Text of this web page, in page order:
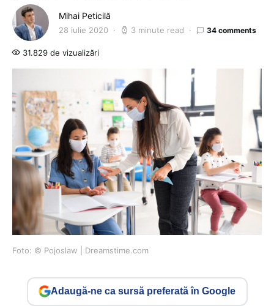
Mihai Peticilă
28 iulie 2020 3 minute read 34 comments
31.829 de vizualizări
Foto: © Pojoslaw | Dreamstime.com
Adaugă-ne ca sursă preferată în Google